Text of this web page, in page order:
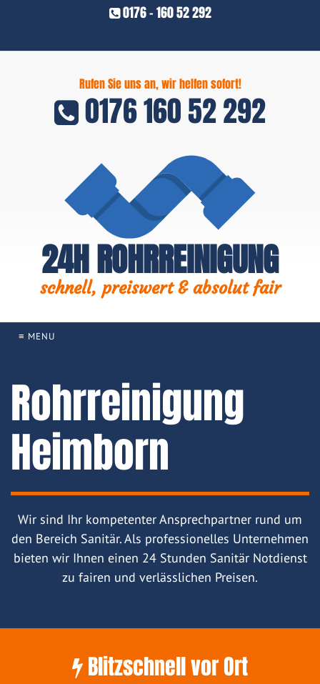
0176 - 160 52 292
Rufen Sie uns an, wir helfen sofort!
0176 160 52 292
24H ROHRREINIGUNG
schnell, preiswert & absolut fair
≡ MENU
Rohrreinigung
Heimborn
Wir sind Ihr kompetenter Ansprechpartner rund um
den Bereich Sanitär. Als professionelles Unternehmen
bieten wir Ihnen einen 24 Stunden Sanitär Notdienst
zu fairen und verlässlichen Preisen.
Blitzschnell vor Ort